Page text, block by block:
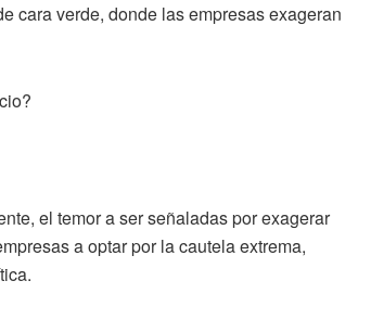
cara verde, donde las empresas exageran
el temor a ser señaladas por exagerar
a optar por la cautela extrema,